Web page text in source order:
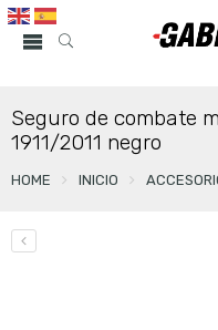
Seguro de combate
1911/2011 negro
HOME INICIO